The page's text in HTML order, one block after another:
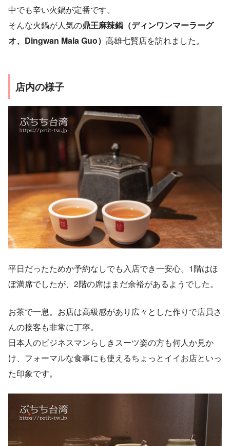
中でも辛い火鍋が定番です。
そんな火鍋が人気の鼎王麻辣鍋（ディンワンマーラーグ
オ、Dingwan Mala Guo） 高雄七賢店を訪れました。
店内の様子
平日だったためか予約なしでも入店でき一安心。1階はほ
ぼ満席でしたが、2階の席はまだ余裕があるようでした。
お茶で一息。お店は高級感があり広々とした作りで店員さ
んの接客も非常に丁寧。
日本人のビジネスマンらしきスーツ姿の方も何人か見か
け、フォーマルな食事にも使えるちょっとイイお店といっ
た印象です。